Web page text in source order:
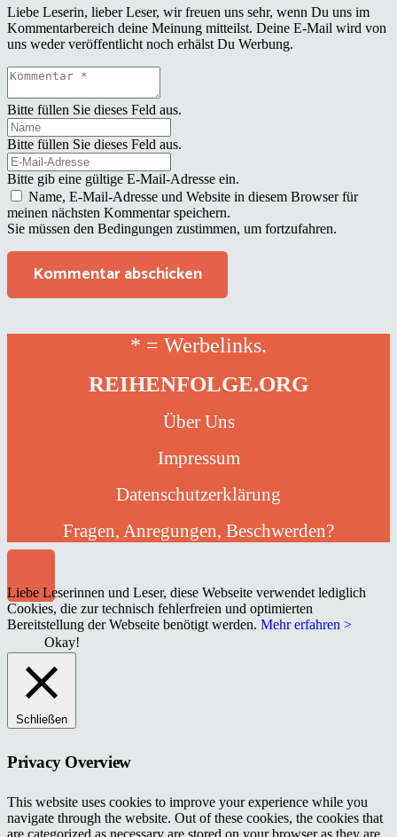
Liebe Leserin, lieber Leser, wir freuen uns sehr, wenn Du uns im
Kommentarbereich deine Meinung mitteilst. Deine E-Mail wird von
uns weder veröffentlicht noch erhälst Du Werbung.
Bitte füllen Sie dieses Feld aus.
Bitte füllen Sie dieses Feld aus.
Bitte gib eine gültige E-Mail-Adresse ein.
Name, E-Mail-Adresse und Website in diesem Browser für
meinen nächsten Kommentar speichern.
Sie müssen den Bedingungen zustimmen, um fortzufahren.
Kommentar abschicken
* = Werbelinks.
REIHENFOLGE.ORG
Über Uns
Impressum
Datenschutzerklärung
Fragen, Anregungen, Beschwerden?
Liebe Leserinnen und Leser, diese Webseite verwendet lediglich
Cookies, die zur technisch fehlerfreien und optimierten
Bereitstellung der Webseite benötigt werden. Mehr erfahren >
Okay!
Schließen
Privacy Overview
This website uses cookies to improve your experience while you
navigate through the website. Out of these cookies, the cookies that
are categorized as necessary are stored on your browser as they are